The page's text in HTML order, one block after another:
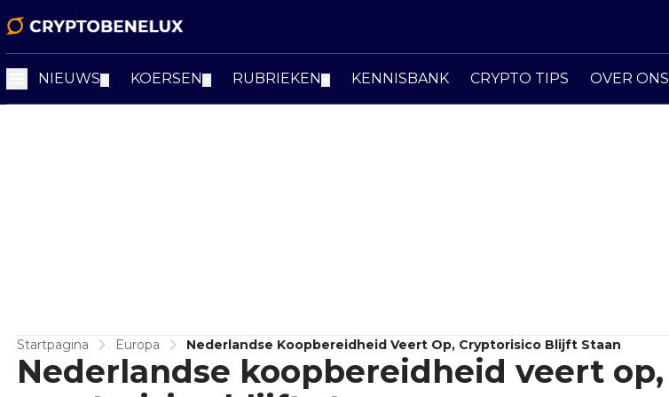
NIEUWS KOERSEN RUBRIEKEN KENNISBANK CRYPTO TIPS OVER ONS
Startpagina Europa Nederlandse Koopbereidheid Veert Op, Cryptorisico Blijft Staan
Nederlandse koopbereidheid veert op,